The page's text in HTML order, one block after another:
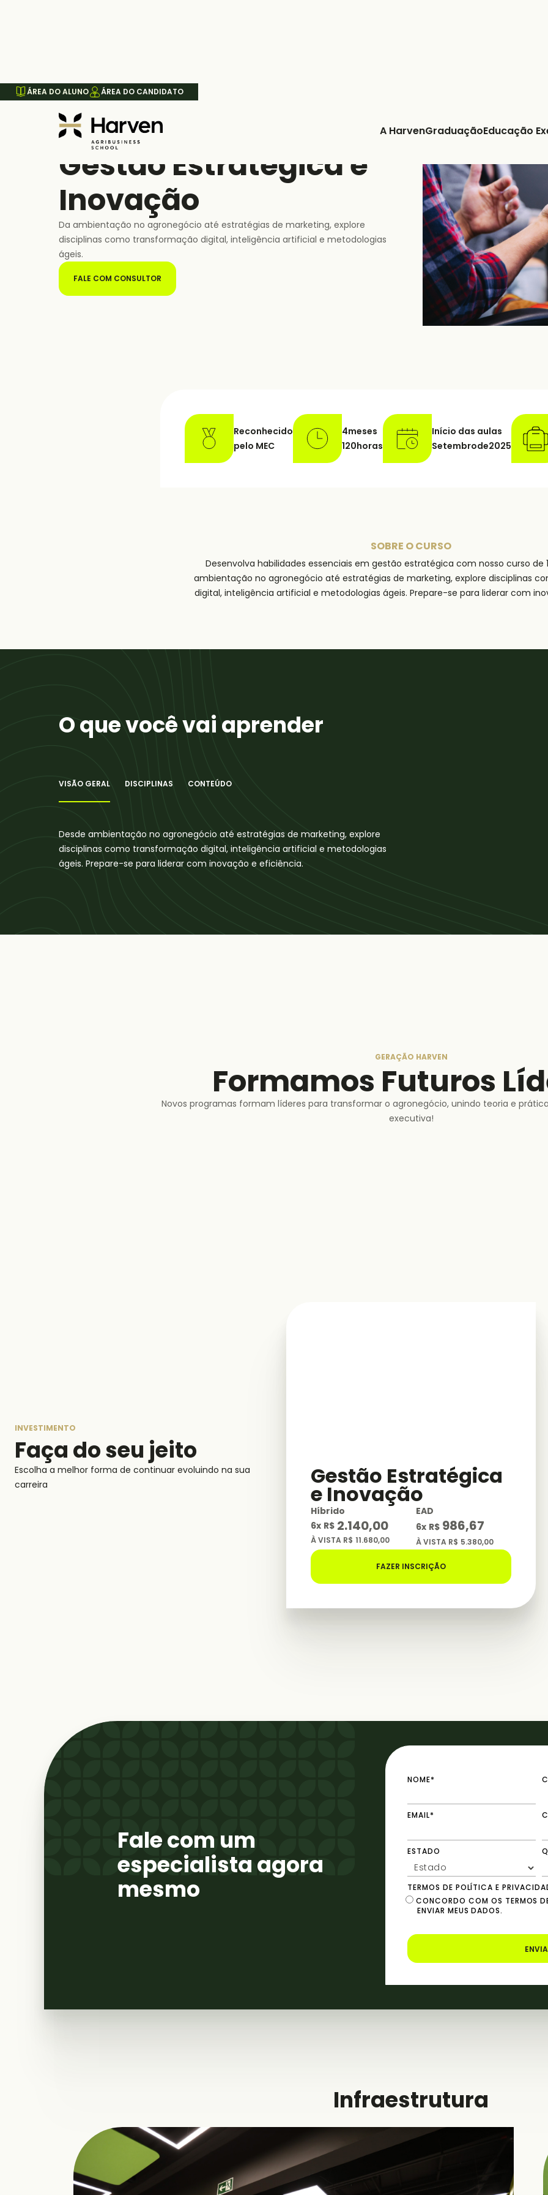
ÁREA DO ALUNO ÁREA DO CANDIDATO
A HarvenGraduaçãoEducação
MÓDULO
Gestão Estratégica e
Inovação
Da ambientação no agronegócio até estratégias de marketing, explore
disciplinas como transformação digital, inteligência artificial e metodologias
ágeis.
FALE COM CONSULTOR
Reconhecido
pelo MEC
4meses
120horas
Início das aulas
Setembrode2025
SOBRE O CURSO
Desenvolva habilidades essenciais em gestão estratégica com nosso curso de
ambientação no agronegócio até estratégias de marketing, explore disciplinas
digital, inteligência artificial e metodologias ágeis. Prepare-se para liderar com
O que você vai aprender
VISÃO GERAL DISCIPLINAS CONTEÚDO
Desde ambientação no agronegócio até estratégias de marketing, explore
disciplinas como transformação digital, inteligência artificial e metodologias
ágeis. Prepare-se para liderar com inovação e eficiência.
GERAÇÃO HARVEN
Formamos Futuros
Novos programas formam líderes para transformar o agronegócio, unindo teoria e
executiva!
INVESTIMENTO
Faça do seu jeito
Escolha a melhor forma de continuar evoluindo na sua
carreira
Gestão Estratégica
e Inovação
Híbrido
6x R$ 2.140,00
À VISTA R$ 11.680,00
EAD
6x R$ 986,67
À VISTA R$ 5.380,00
FAZER INSCRIÇÃO
Fale com um
especialista agora
mesmo
NOME*
EMAIL*
ESTADO
TERMOS DE POLÍTICA E
CONCORDO COM OS TERMOS
ENVIAR MEUS DADOS.
Infraestrutura